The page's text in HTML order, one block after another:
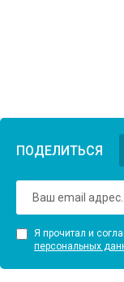
ПОДЕЛИТЬСЯ
Я прочитал и
персональных